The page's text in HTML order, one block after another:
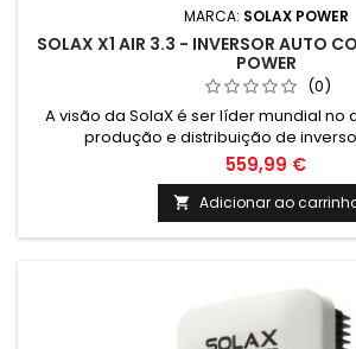
MARCA: SOLAX POWER
SOLAX X1 AIR 3.3 - INVERSOR AUTO
POWER
(0)
A visão da SolaX é ser líder mundial no
produção e distribuição de
559,99 €
 Adicionar ao